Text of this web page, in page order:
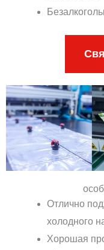
Отлично
холодного
Хорошая